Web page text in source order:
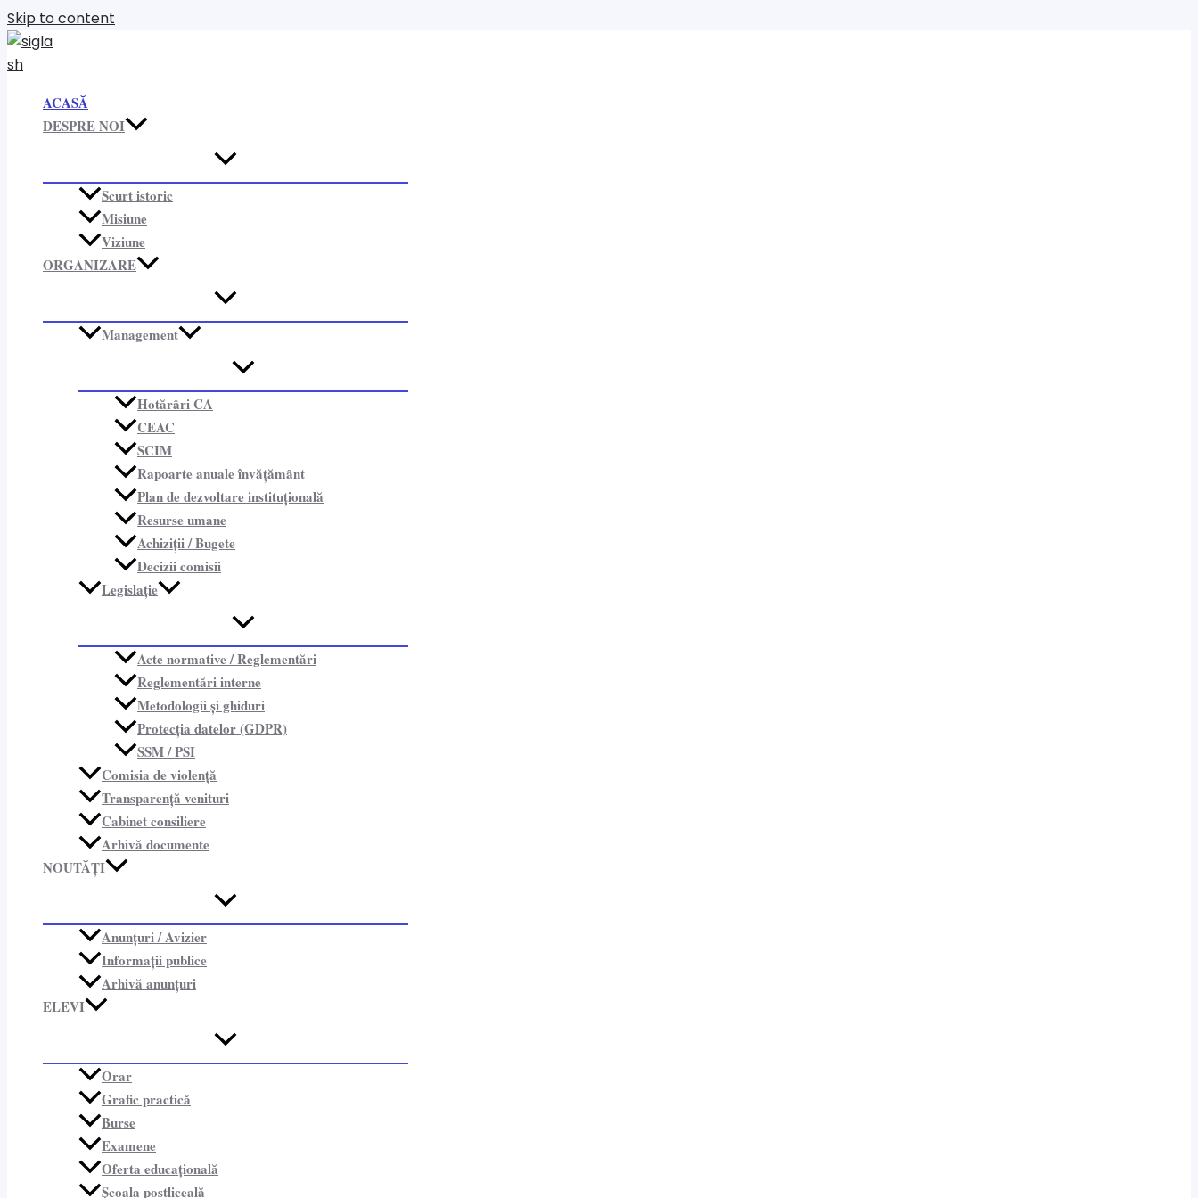
Skip to content
ACASĂ
DESPRE NOI
Scurt istoric
Misiune
Viziune
ORGANIZARE​
Management
Hotărâri CA
CEAC
SCIM
Rapoarte anuale învățământ
Plan de dezvoltare instituțională
Resurse umane
Achiziții / Bugete
Decizii comisii
Legislație
Acte normative / Reglementări
Reglementări interne
Metodologii și ghiduri
Protecția datelor (GDPR)
SSM / PSI
Comisia de violență
Transparență venituri
Cabinet consiliere​
Arhivă documente
NOUTĂȚI
Anunțuri / Avizier
Informații publice​
Arhivă anunțuri
ELEVI
Orar
Grafic practică
Burse
Examene
Oferta educațională
Școala postliceală